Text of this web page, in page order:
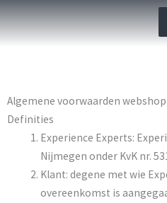
Ga
naar
Algemene voorwaarden
Definities
Experience Experts:
Nijmegen onder KvK nr.
Klant: degene met wie
overeenkomst is